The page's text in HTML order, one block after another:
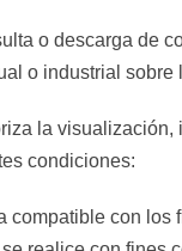
o descarga de
o industrial sobre
la visualización,
condiciones:
compatible con los